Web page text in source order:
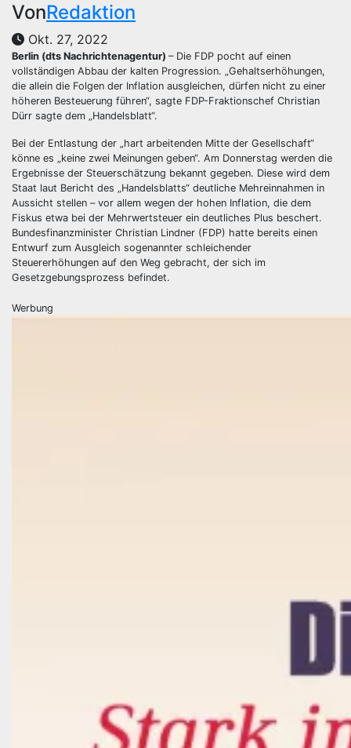
VonRedaktion
Okt. 27, 2022
Berlin (dts Nachrichtenagentur) – Die FDP pocht auf einen
vollständigen Abbau der kalten Progression. „Gehaltserhöhungen,
die allein die Folgen der Inflation ausgleichen, dürfen nicht zu einer
höheren Besteuerung führen“, sagte FDP-Fraktionschef Christian
Dürr sagte dem „Handelsblatt“.
Bei der Entlastung der „hart arbeitenden Mitte der Gesellschaft“
könne es „keine zwei Meinungen geben“. Am Donnerstag werden die
Ergebnisse der Steuerschätzung bekannt gegeben. Diese wird dem
Staat laut Bericht des „Handelsblatts“ deutliche Mehreinnahmen in
Aussicht stellen – vor allem wegen der hohen Inflation, die dem
Fiskus etwa bei der Mehrwertsteuer ein deutliches Plus beschert.
Bundesfinanzminister Christian Lindner (FDP) hatte bereits einen
Entwurf zum Ausgleich sogenannter schleichender
Steuererhöhungen auf den Weg gebracht, der sich im
Gesetzgebungsprozess befindet.
Werbung